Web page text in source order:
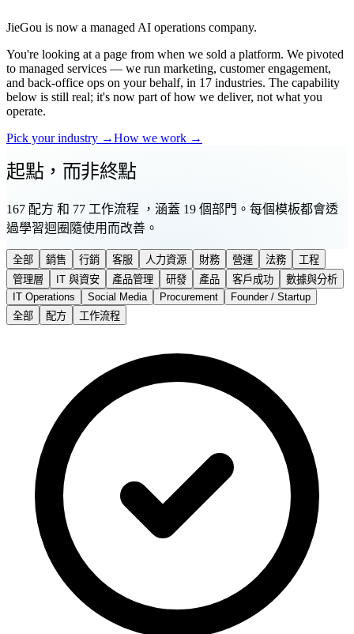
JieGou is now a managed AI operations company.
You're looking at a page from when we sold a platform. We pivoted
to managed services — we run marketing, customer engagement,
and back-office ops on your behalf, in 17 industries. The capability
below is still real; it's now part of how we deliver, not what you
operate.
Pick your industry →How we work →
起點，而非終點
167 配方 和 77 工作流程 ，涵蓋 19 個部門。每個模板都會透
過學習迴圈隨使用而改善。
全部 銷售 行銷 客服 人力資源 財務 營運 法務
工程
管理層
IT 與資安 產品管理 研發 產品 客戶成功
數據與分析
IT Operations
Social Media Procurement
Founder / Startup
全部
配方 工作流程